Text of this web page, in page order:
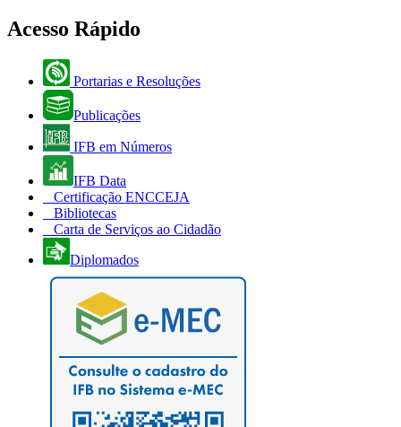
Acesso Rápido
Portarias e Resoluções
Publicações
IFB em Números
IFB Data
Certificação ENCCEJA
Bibliotecas
Carta de Serviços ao Cidadão
Diplomados